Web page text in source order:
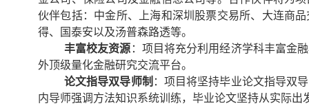
伙伴包括：中金所、上海和深圳股票交易所、大连商
得、国泰安以及汤普森路透等。
丰富校友资源 ：项目将充分利用经济学科丰富金
外顶级量化金融研究交流平台。
论文指导双导师制 ：项目将坚持毕业论文指导双
内导师强调方法知识系统训练，毕业论文坚持从实际